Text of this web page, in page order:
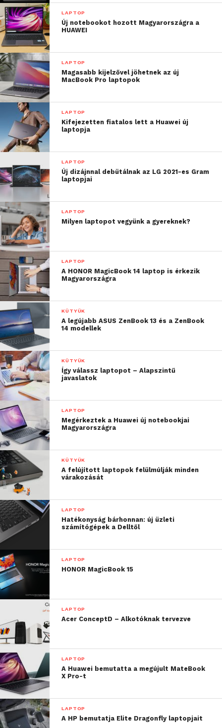
LAPTOP
Új notebookot hozott Magyarországra a
HUAWEI
LAPTOP
Magasabb kijelzővel jöhetnek az új
MacBook Pro laptopok
LAPTOP
Kifejezetten fiatalos lett a Huawei új
laptopja
LAPTOP
Új dizájnnal debütálnak az LG 2021-es Gram
laptopjai
LAPTOP
Milyen laptopot vegyünk a gyereknek?
LAPTOP
A HONOR MagicBook 14 laptop is érkezik
Magyarországra
KÜTYÜK
A legújabb ASUS ZenBook 13 és a ZenBook
14 modellek
KÜTYÜK
Így válassz laptopot – Alapszintű
javaslatok
LAPTOP
Megérkeztek a Huawei új notebookjai
Magyarországra
KÜTYÜK
A felújított laptopok felülmúlják minden
várakozását
LAPTOP
Hatékonyság bárhonnan: új üzleti
számítógépek a Delltől
LAPTOP
HONOR MagicBook 15
LAPTOP
Acer ConceptD – Alkotóknak tervezve
LAPTOP
A Huawei bemutatta a megújult MateBook
X Pro-t
LAPTOP
A HP bemutatja Elite Dragonfly laptopjait